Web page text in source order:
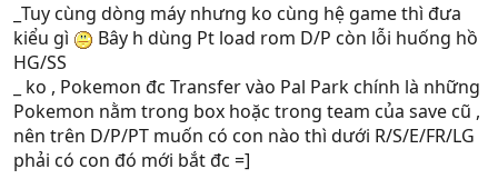
_Tuy cùng dòng máy nhưng ko cùng hệ game thì đưa
kiểu gì
Bây h dùng Pt load rom D/P còn lỗi huống hồ
HG/SS
_ ko , Pokemon đc Transfer vào Pal Park chính là những
Pokemon nằm trong box hoặc trong team của save cũ ,
nên trên D/P/PT muốn có con nào thì dưới R/S/E/FR/LG
phải có con đó mới bắt đc =]